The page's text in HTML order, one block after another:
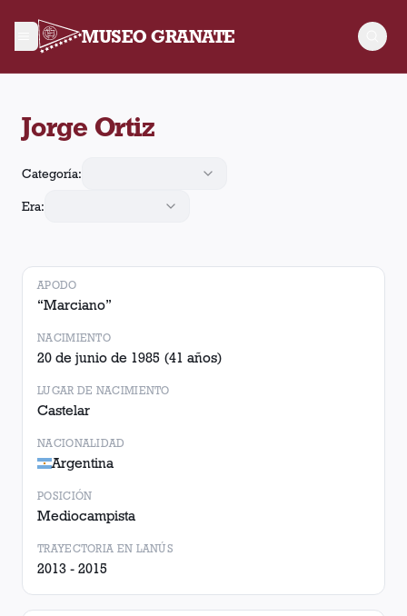
MUSEO GRANATE
Jorge Ortiz
Categoría:
Era:
APODO
“Marciano”
NACIMIENTO
20 de junio de 1985 (41 años)
LUGAR DE NACIMIENTO
Castelar
NACIONALIDAD
Argentina
POSICIÓN
Mediocampista
TRAYECTORIA EN LANÚS
2013 - 2015